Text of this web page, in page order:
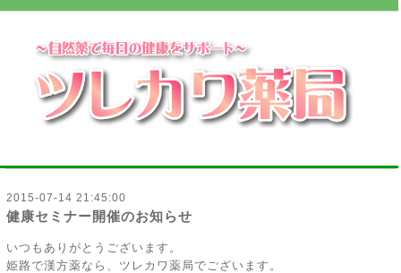
2015-07-14 21:45:00
健康セミナー開催のお知らせ
いつもありがとうございます。
姫路で漢方薬なら、ツレカワ薬局でございます。